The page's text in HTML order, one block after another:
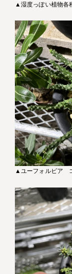
▲湿度っぽい植物各
▲ユーフォルビア